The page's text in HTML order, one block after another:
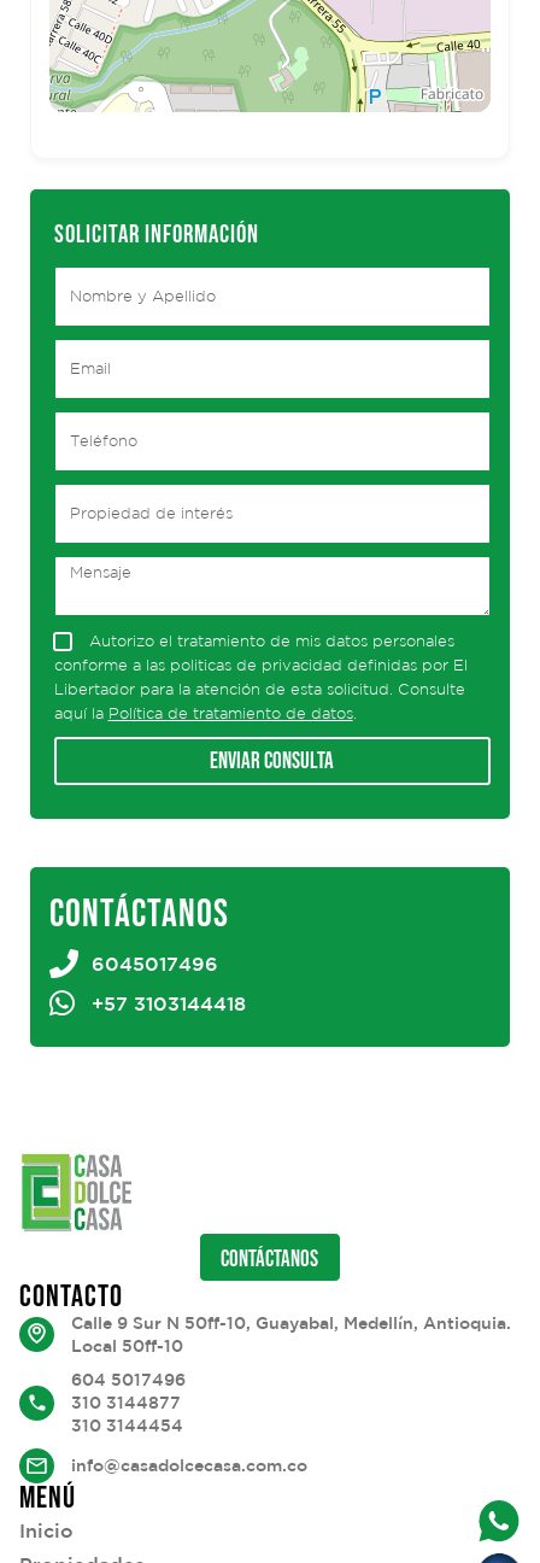
SOLICITAR INFORMACIÓN
Autorizo el tratamiento de mis datos personales
conforme a las politicas de privacidad definidas por El
Libertador para la atención de esta solicitud. Consulte
aquí la Política de tratamiento de datos.
Enviar consulta
CONTÁCTANOS
6045017496
+57 3103144418
CONTÁCTANOS
CONTACTO
Calle 9 Sur N 50ff-10, Guayabal, Medellín, Antioquia.
Local 50ff-10
604 5017496
310 3144877
310 3144454
info@casadolcecasa.com.co
MENÚ
Inicio